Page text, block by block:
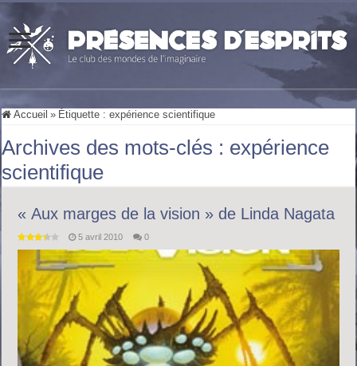
Accueil » Étiquette :expérience scientifique
Archives des mots-clés : expérience
scientifique
« Aux marges de la vision » de Linda Nagata
5 avril 2010 0